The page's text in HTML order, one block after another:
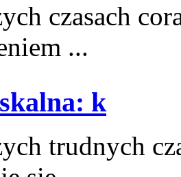
⁣czasach
...
k
trudnych